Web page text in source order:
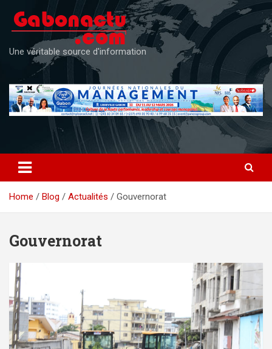
content
Une véritable source d'information
Home Blog Actualités Gouvernorat
Gouvernorat